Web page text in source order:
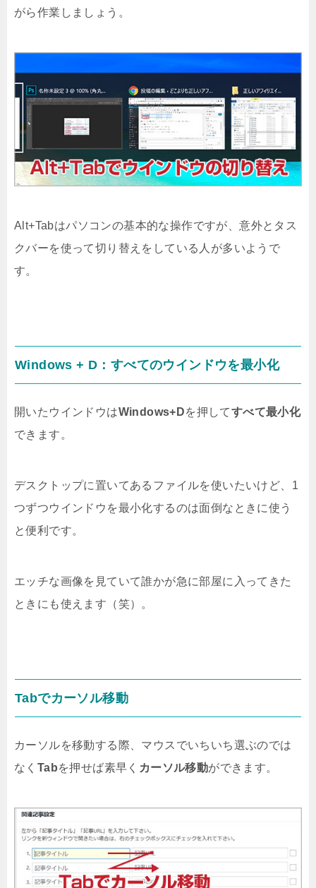
がら作業しましょう。
Alt+Tabはパソコンの基本的な操作ですが、意外とタス
クバーを使って切り替えをしている人が多いようで
す。
Windows + D：すべてのウインドウを最小化
開いたウインドウはWindows+Dを押してすべて最小化
できます。
デスクトップに置いてあるファイルを使いたいけど、1
つずつウインドウを最小化するのは面倒なときに使う
と便利です。
エッチな画像を見ていて誰かが急に部屋に入ってきた
ときにも使えます（笑）。
Tabでカーソル移動
カーソルを移動する際、マウスでいちいち選ぶのでは
なく Tabを押せば素早く カーソル移動ができます。